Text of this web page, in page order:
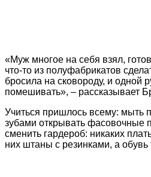
«Муж многое на себя взял,
что-то из полуфабрикатов
бросила на сковороду, и одной
помешивать», – рассказывает
Учиться пришлось всему: мыть
зубами открывать фасовочные
сменить гардероб: никаких
них штаны с резинками, а обувь